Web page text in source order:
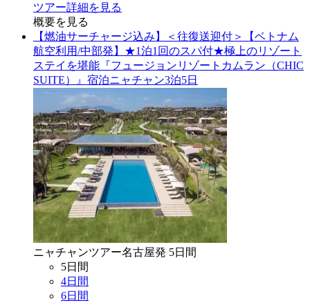
ツアー詳細を見る
概要を見る
【燃油サーチャージ込み】＜往復送迎付＞【ベトナム
航空利用/中部発】★1泊1回のスパ付★極上のリゾート
ステイを堪能『フュージョンリゾートカムラン（CHIC
SUITE）』宿泊ニャチャン3泊5日
ニャチャンツアー名古屋発 5日間
5日間
4日間
6日間